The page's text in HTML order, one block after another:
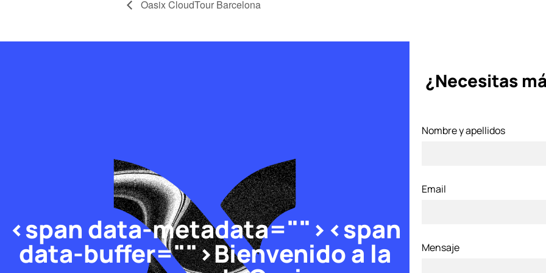
Oasix CloudTour Barcelona
<span data-metadata=""><span
data-buffer="">Bienvenido a la
¿Necesitas
Nombre y apellidos
Email
Mensaje